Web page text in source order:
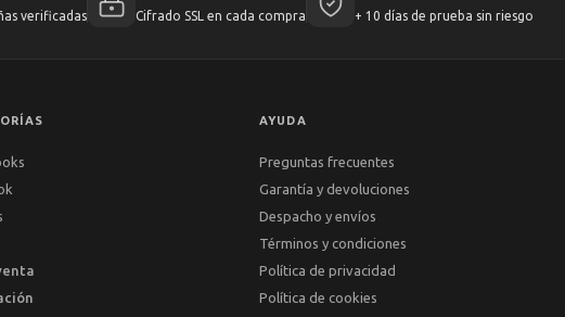
verificadas Cifrado SSL en cada compra + 10 días de prueba sin riesgo
AYUDA
Preguntas frecuentes
Garantía y devoluciones
Despacho y envíos
Términos y condiciones
Política de privacidad
Política de cookies